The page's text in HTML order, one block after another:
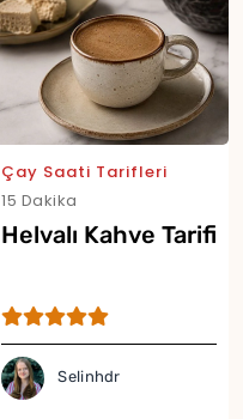
Çay Saati Tarifleri
15 Dakika
Helvalı Kahve Tarifi
Selinhdr